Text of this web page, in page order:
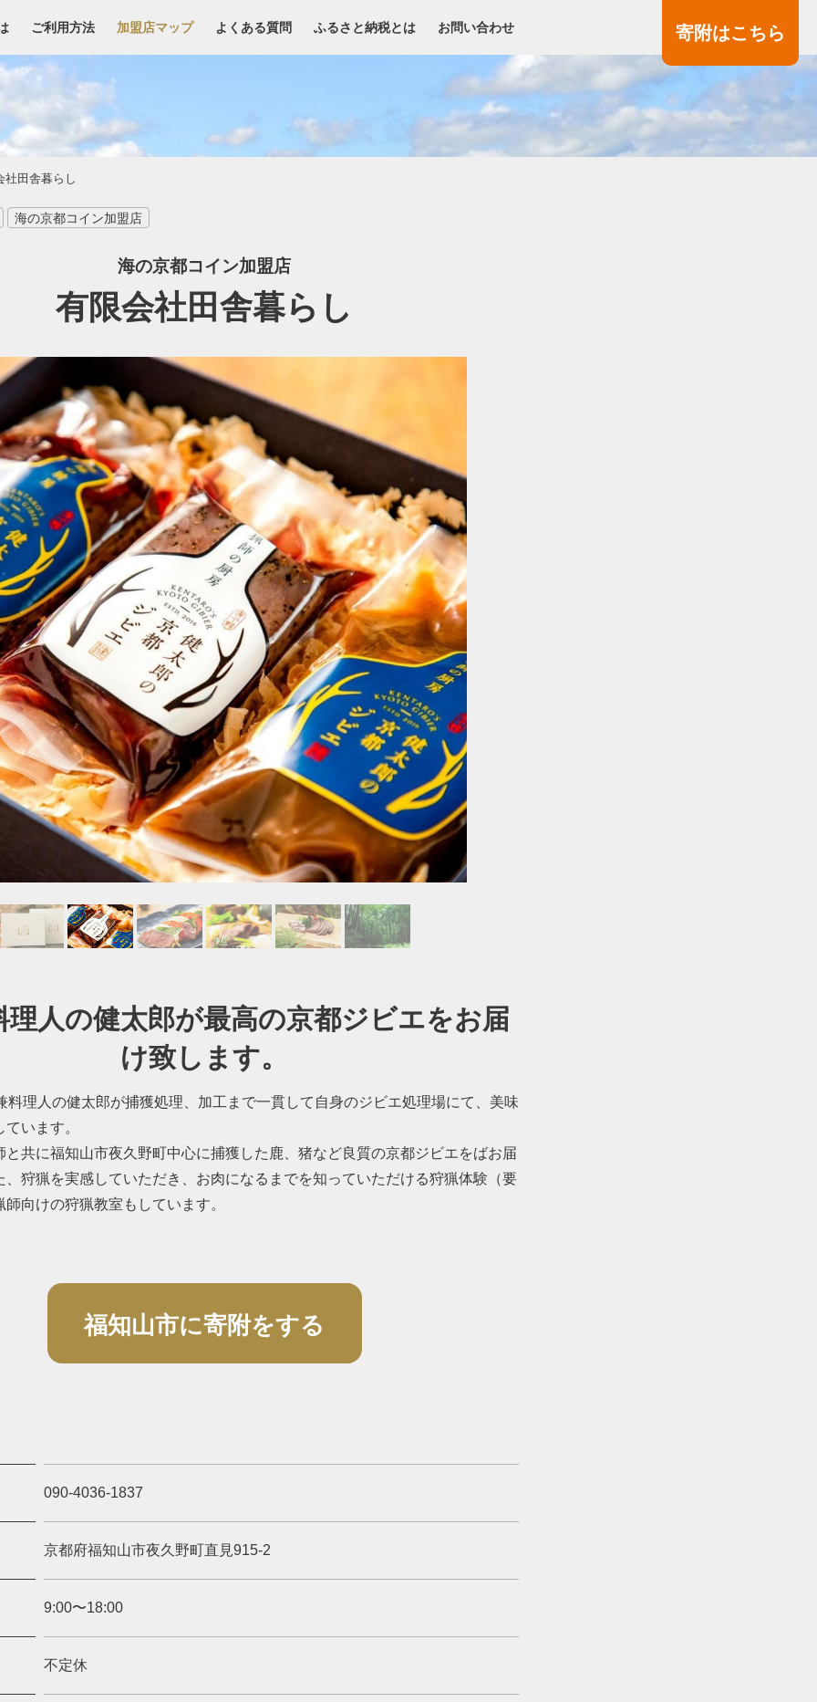
ご利用方法 加盟店マップ よくある質問 ふるさと納税とは お問い合わせ 寄附はこちら
社田舎暮らし
海の京都コイン加盟店
海の京都コイン加盟店
有限会社田舎暮らし
理人の健太郎が最高の京都ジビエをお届
け致します。
料理人の健太郎が捕獲処理、加工まで一貫して自身のジビエ処理場にて、美味
います。
と共に福知山市夜久野町中心に捕獲した鹿、猪など良質の京都ジビエをばお届
、狩猟を実感していただき、お肉になるまでを知っていただける狩猟体験（要
向けの狩猟教室もしています。
福知山市に寄附をする
090-4036-1837
京都府福知山市夜久野町直見915-2
9:00〜18:00
不定休